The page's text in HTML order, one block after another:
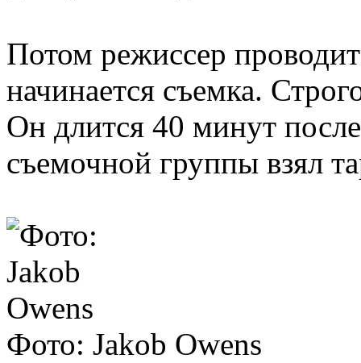
Потом режиссер
начинается съемка.
Он длится 40 минут
съемочной группы взял
Фото: Jakob Owens